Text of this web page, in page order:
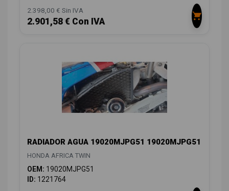
2.398,00 € Sin IVA
2.901,58 € Con IVA
RADIADOR AGUA 19020MJPG51 19020MJPG51
HONDA AFRICA TWIN
OEM: 19020MJPG51
ID: 1221764